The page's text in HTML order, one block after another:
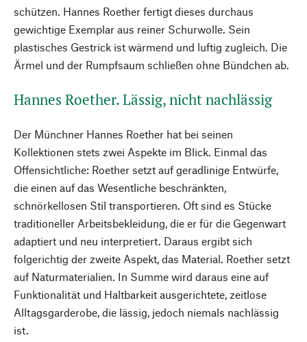
schützen. Hannes Roether fertigt dieses durchaus
gewichtige Exemplar aus reiner Schurwolle. Sein
plastisches Gestrick ist wärmend und luftig zugleich. Die
Ärmel und der Rumpfsaum schließen ohne Bündchen ab.
Hannes Roether. Lässig, nicht nachlässig
Der Münchner Hannes Roether hat bei seinen
Kollektionen stets zwei Aspekte im Blick. Einmal das
Offensichtliche: Roether setzt auf geradlinige Entwürfe,
die einen auf das Wesentliche beschränkten,
schnörkellosen Stil transportieren. Oft sind es Stücke
traditioneller Arbeitsbekleidung, die er für die Gegenwart
adaptiert und neu interpretiert. Daraus ergibt sich
folgerichtig der zweite Aspekt, das Material. Roether setzt
auf Naturmaterialien. In Summe wird daraus eine auf
Funktionalität und Haltbarkeit ausgerichtete, zeitlose
Alltagsgarderobe, die lässig, jedoch niemals nachlässig
ist.